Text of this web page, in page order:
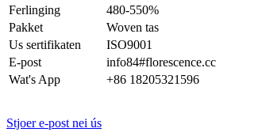
Ferlinging
480-550%
Pakket
Woven tas
Us sertifikaten
ISO9001
E-post
info84#florescence.cc
Wat's App
+86 18205321596
Stjoer e-post nei ús